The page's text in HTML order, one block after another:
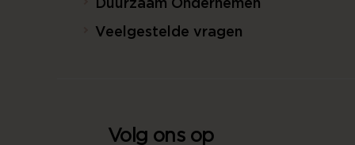
Duurzaam Ondernemen
Veelgestelde vragen
Volg ons op